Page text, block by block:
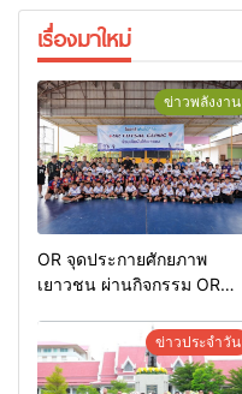
เรื่องมาใหม่
ข่าวพลังงาน
OR จุดประกายศักยภาพ
เยาวชน ผ่านกิจกรรม OR
ข่าวประจำวัน